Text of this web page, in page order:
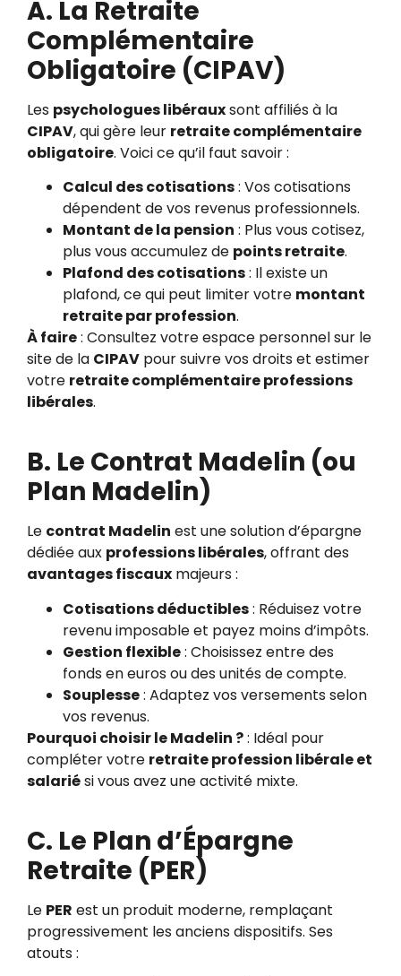
A. La Retraite
Complémentaire
Obligatoire (CIPAV)
Les psychologues libérauxsont affiliés à la
CIPAV, qui gère leur retraite complémentaire
obligatoire. Voici ce qu’il faut savoir :
Calcul des cotisations: Vos cotisations
dépendent de vos revenus professionnels.
Montant de la pension : Plus vous cotisez,
plus vous accumulez de points retraite.
Plafond des cotisations: Il existe un
plafond, ce qui peut limiter votre montant
retraite par profession.
À faire: Consultez votre espace personnel sur le
site de la CIPAV pour suivre vos droits et estimer
votre retraite complémentaire professions
libérales.
B. Le Contrat Madelin (ou
Plan Madelin)
Le contrat Madelin est une solution d’épargne
dédiée aux professions libérales, offrant des
avantages fiscaux majeurs :
Cotisations déductibles: Réduisez votre
revenu imposable et payez moins d’impôts.
Gestion flexible: Choisissez entre des
fonds en euros ou des unités de compte.
Souplesse: Adaptez vos versements selon
vos revenus.
Pourquoi choisir le Madelin ?: Idéal pour
compléter votre retraite profession libérale et
salariési vous avez une activité mixte.
C. Le Plan d’Épargne
Retraite (PER)
Le PER est un produit moderne, remplaçant
progressivement les anciens dispositifs. Ses
atouts :